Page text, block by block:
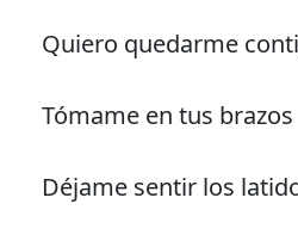
Quiero quedarme
Tómame en tus brazos
Déjame sentir los